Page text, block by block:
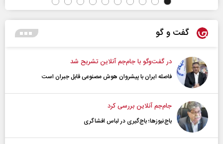
گفت و گو
در گفت‌و‌گو با جام‌جم آنلاین تشریح شد
فاصله ایران با پیشرو‌ان هوش مصنوعی قابل جبران است
جام‌جم آنلاین بررسی کرد
باج‌نیوزها؛ باج‌گیری در لباس افشاگری